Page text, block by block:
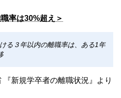
率は30%超え＞
る３年以内の離職率は、ある1年
『新規学卒者の離職状況』より